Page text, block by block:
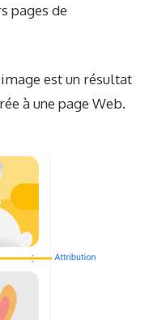
pages de
est un résultat
à une page Web.